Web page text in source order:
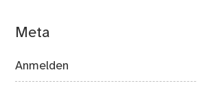
Meta
Anmelden